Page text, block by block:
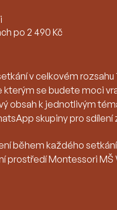
po 2 490 Kč
v celkovém rozsahu
kterým se budete moci
obsah k jednotlivým
skupiny pro sdílení
během každého setkání
prostředí Montessori